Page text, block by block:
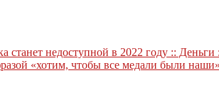
станет недоступной в 2022 году ::
«хотим, чтобы все медали были